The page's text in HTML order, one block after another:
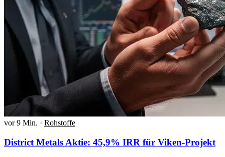
vor 9 Min. · Rohstoffe
District Metals Aktie: 45,9% IRR für Viken-Projekt